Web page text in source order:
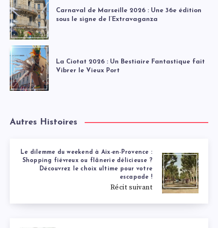
Carnaval de Marseille 2026 : Une 36e édition
sous le signe de l’Extravaganza
La Ciotat 2026 : Un Bestiaire Fantastique fait
Vibrer le Vieux Port
Autres Histoires
Le dilemme du weekend à Aix-en-Provence :
Shopping fiévreux ou flânerie délicieuse ?
Découvrez le choix ultime pour votre
escapade !
Récit suivant